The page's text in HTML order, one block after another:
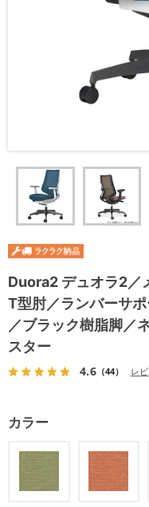
Duora2 デュオラ2／
T型肘／ランバーサ
／ブラック樹脂脚／
スター
4.6（44） レ
カラー